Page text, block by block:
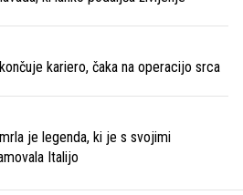
kariero, čaka na operacijo srca
je legenda, ki je s svojimi
Italijo